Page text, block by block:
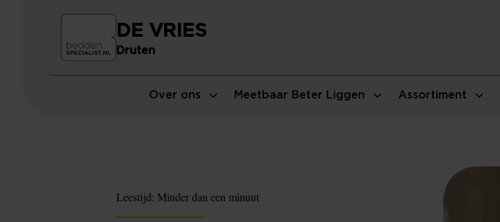
Over ons Meetbaar Beter Liggen Assortiment
DE VRIES
Druten
Leestijd: Minder dan een minuut